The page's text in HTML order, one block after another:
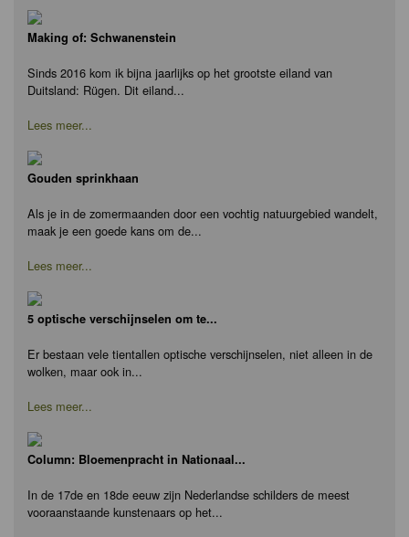
Making of: Schwanenstein
Sinds 2016 kom ik bijna jaarlijks op het grootste eiland van
Duitsland: Rügen. Dit eiland...
Lees meer...
Gouden sprinkhaan
Als je in de zomermaanden door een vochtig natuurgebied wandelt,
maak je een goede kans om de...
Lees meer...
5 optische verschijnselen om te...
Er bestaan vele tientallen optische verschijnselen, niet alleen in de
wolken, maar ook in...
Lees meer...
Column: Bloemenpracht in Nationaal...
In de 17de en 18de eeuw zijn Nederlandse schilders de meest
vooraanstaande kunstenaars op het...